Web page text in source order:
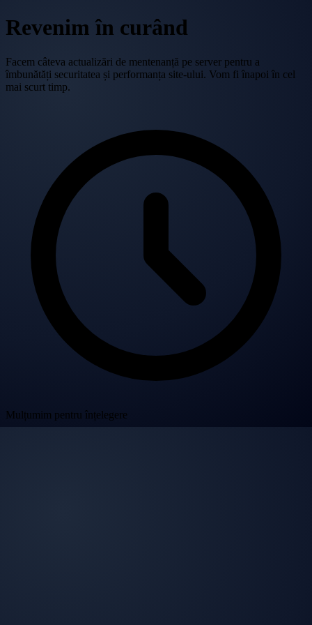
Revenim în curând
Facem câteva actualizări de mentenanță pe server pentru a
îmbunătăți securitatea și performanța site-ului. Vom fi înapoi în cel
mai scurt timp.
Mulțumim pentru înțelegere